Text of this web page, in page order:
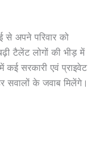
से अपने परिवार को
टैलेंट लोगों की भीड़ में
सरकारी एवं प्राइवेट
के जवाब मिलेंगे।